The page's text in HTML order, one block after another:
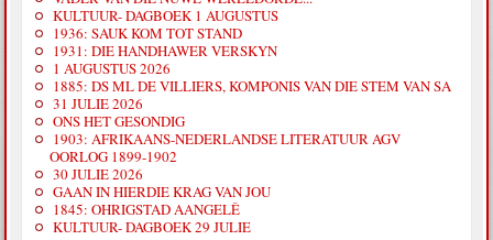
KULTUUR- DAGBOEK 1 AUGUSTUS
1936: SAUK KOM TOT STAND
1931: DIE HANDHAWER VERSKYN
1 AUGUSTUS 2026
1885: DS ML DE VILLIERS, KOMPONIS VAN DIE STEM VAN SA
31 JULIE 2026
ONS HET GESONDIG
1903: AFRIKAANS-NEDERLANDSE LITERATUUR AGV
OORLOG 1899-1902
30 JULIE 2026
GAAN IN HIERDIE KRAG VAN JOU
1845: OHRIGSTAD AANGELÊ
KULTUUR- DAGBOEK 29 JULIE